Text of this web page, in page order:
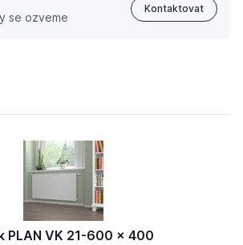
se ozveme
Kontaktovat
PLAN VK 21-600 x 400